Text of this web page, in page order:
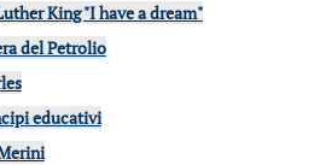
King "I have a dream"
del Petrolio
educativi